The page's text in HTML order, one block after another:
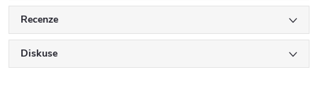
Recenze
Diskuse